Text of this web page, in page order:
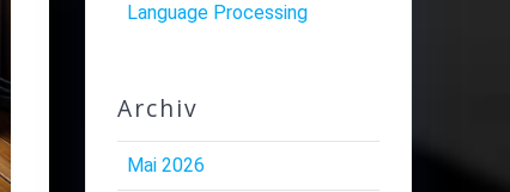
Language Processing
Archiv
Mai 2026